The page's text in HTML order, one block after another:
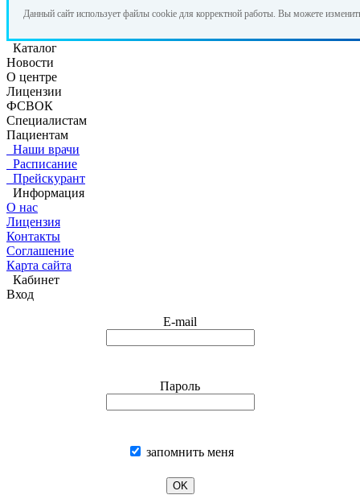
Данный сайт использует файлы cookie для корректной работы. Вы можете
Каталог
Новости
О центре
Лицензии
ФСВОК
Специалистам
Пациентам
Наши врачи
Расписание
Прейскурант
Информация
О нас
Лицензия
Контакты
Соглашение
Карта сайта
Кабинет
Вход
E-mail
Пароль
запомнить меня
OK